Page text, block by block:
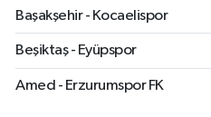
Başakşehir - Kocaelispor
Beşiktaş - Eyüpspor
Amed - Erzurumspor FK